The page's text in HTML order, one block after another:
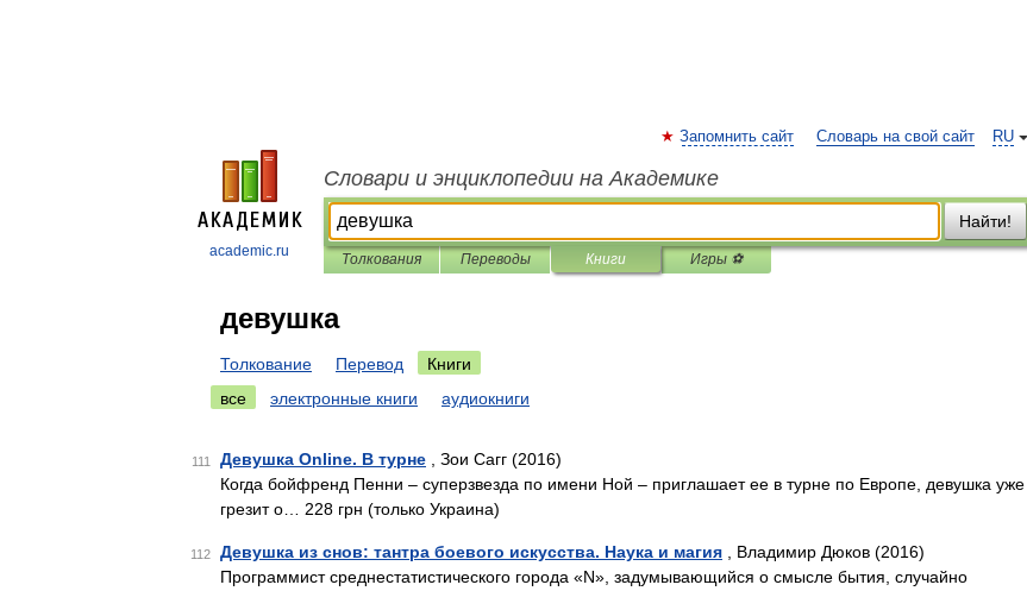
academic.ru
RU
Запомнить сайт Словарь на свой сайт
Словари и энциклопедии на Академике
Найти!
Толкования Переводы Книги Игры ⚽
девушка
Толкование Перевод
Книги
все
электронные книги аудиокниги
111 Девушка Online. В турне , Зои Сагг (2016)
Когда бойфренд Пенни – суперзвезда по имени Ной – приглашает ее в турне по Европе, девушка уже
грезит о… 228 грн (только Украина)
112 Девушка из снов: тантра боевого искусства. Наука и магия , Владимир Дюков (2016)
Программист среднестатистического города «N», задумывающийся о смысле бытия, случайно